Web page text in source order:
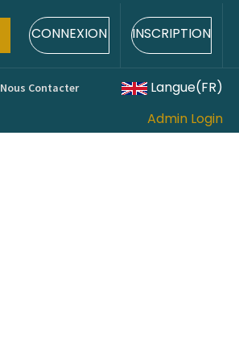
CONNEXION INSCRIPTION
Nous Contacter Langue(FR)
Admin Login